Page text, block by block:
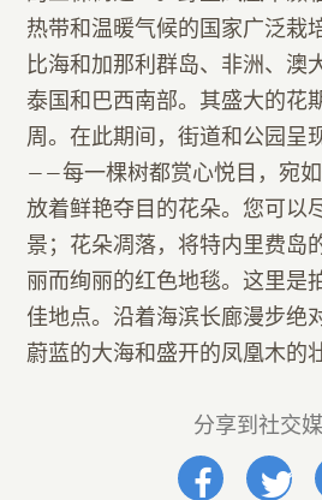
热带和温暖气候的国家广泛栽
比海和加那利群岛、非洲、澳
泰国和巴西南部。其盛大的花
周。在此期间，街道和公园呈
——每一棵树都赏心悦目，宛
放着鲜艳夺目的花朵。您可以
景；花朵凋落，将特内里费岛
丽而绚丽的红色地毯。这里是
佳地点。沿着海滨长廊漫步绝
蔚蓝的大海和盛开的凤凰木的
分享到社交